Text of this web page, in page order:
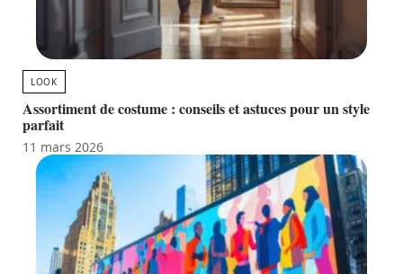
LOOK
Assortiment de costume : conseils et astuces pour un style
parfait
11 mars 2026